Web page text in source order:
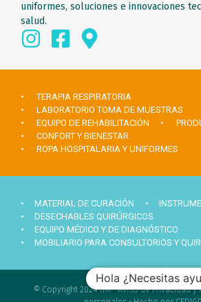
uniformes, soluciones e innovaciones
salud.
• TERAPIA RESPIRATORIA
• LABORATORIO TOMA DE MUESTRAS
• EQUIPO DE REHABILITACIÓN
•
• CONFORT Y BIENESTAR
• ROPA HOSPITALARIA Y UNIFORMES
• MATERIAL DE CURACIÓN
•
• DESECHABLES QUIRÚRGICOS
• EQUIPO MÉDICO Y DE DIAGNÓSTICO
• MOBILIARIO PARA CONSULTORIOS Y
© Copyright 2024 TIM •Aviso de Privacidad
Hola ¿Necesitas